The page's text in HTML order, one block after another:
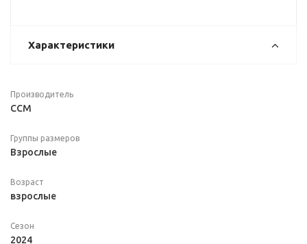
Характеристики
Производитель
CCM
Группы размеров
Взрослые
Возраст
взрослые
Сезон
2024